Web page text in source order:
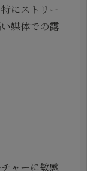
にストリー
媒体での露
ャーに敏感